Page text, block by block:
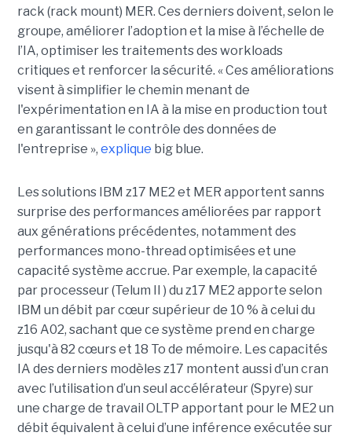
rack (rack mount) MER. Ces derniers doivent, selon le
groupe, améliorer l’adoption et la mise à l’échelle de
l’IA, optimiser les traitements des workloads
critiques et renforcer la sécurité. « Ces améliorations
visent à simplifier le chemin menant de
l'expérimentation en IA à la mise en production tout
en garantissant le contrôle des données de
l'entreprise », explique big blue.
Les solutions IBM z17 ME2 et MER apportent sanns
surprise des performances améliorées par rapport
aux générations précédentes, notamment des
performances mono-thread optimisées et une
capacité système accrue. Par exemple, la capacité
par processeur (Telum II ) du z17 ME2 apporte selon
IBM un débit par cœur supérieur de 10 % à celui du
z16 A02, sachant que ce système prend en charge
jusqu'à 82 cœurs et 18 To de mémoire. Les capacités
IA des derniers modèles z17 montent aussi d’un cran
avec l’utilisation d’un seul accélérateur (Spyre) sur
une charge de travail OLTP apportant pour le ME2 un
débit équivalent à celui d’une inférence exécutée sur